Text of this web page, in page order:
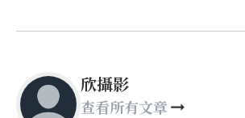
欣攝影
查看所有文章